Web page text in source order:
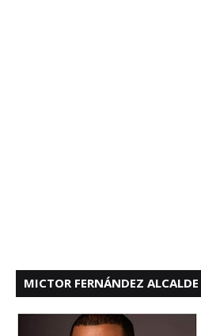
MICTOR FERNÁNDEZ ALCALDE